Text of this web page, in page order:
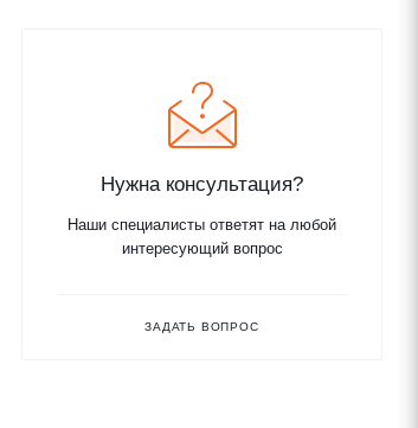
Нужна консультация?
Наши специалисты ответят на любой
интересующий вопрос
ЗАДАТЬ ВОПРОС